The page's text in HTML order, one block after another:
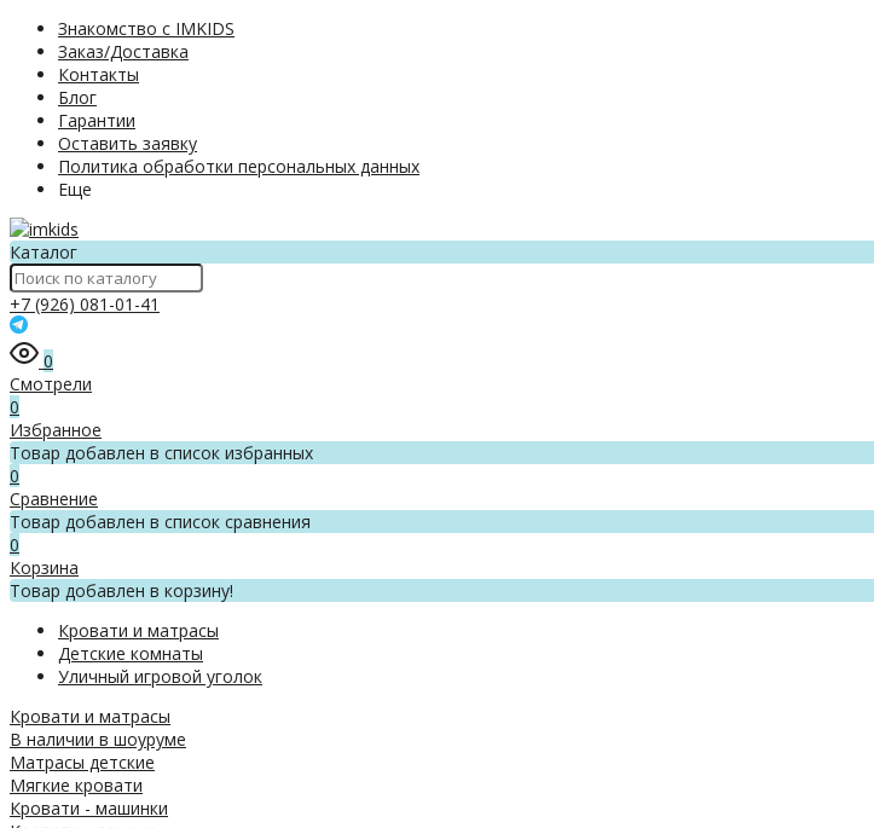
Знакомство с IMKIDS
Заказ/Доставка
Контакты
Блог
Гарантии
Оставить заявку
Политика обработки персональных данных
Еще
Каталог
+7 (926) 081-01-41
0
Смотрели
0
Избранное
Товар добавлен в список избранных
0
Сравнение
Товар добавлен в список сравнения
0
Корзина
Товар добавлен в корзину!
Кровати и матрасы
Детские комнаты
Уличный игровой уголок
Кровати и матрасы
В наличии в шоуруме
Матрасы детские
Мягкие кровати
Кровати - машинки